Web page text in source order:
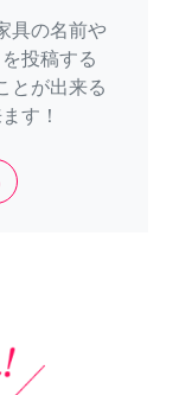
具の名前や
投稿する
とが出来る
す！